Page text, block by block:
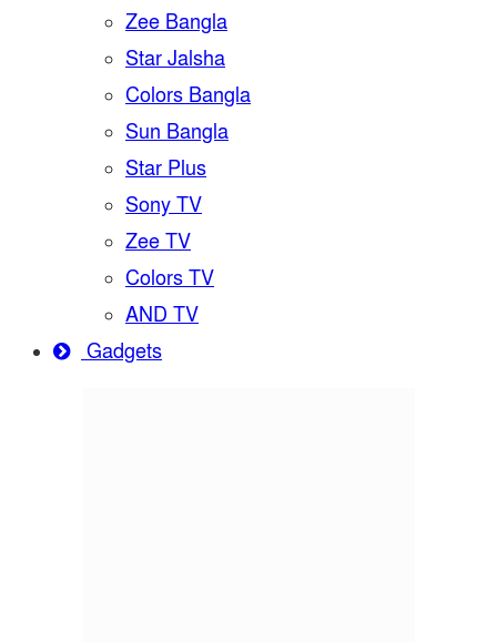
Zee Bangla
Star Jalsha
Colors Bangla
Sun Bangla
Star Plus
Sony TV
Zee TV
Colors TV
AND TV
Gadgets